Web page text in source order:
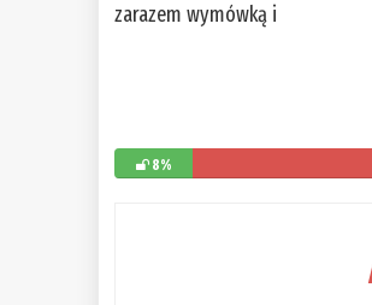
zarazem wymówką i
8%